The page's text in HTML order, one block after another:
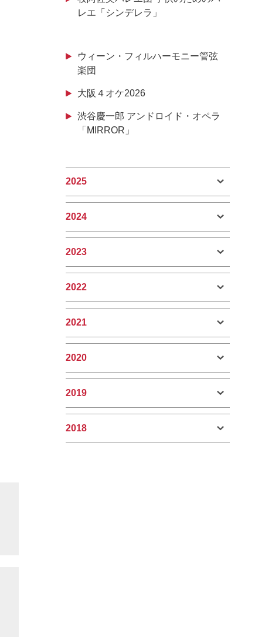
レエ「シンデレラ」
ウィーン・フィルハーモニー管弦
楽団
大阪４オケ2026
渋谷慶一郎 アンドロイド・オペラ
「MIRROR」
2025
2024
2023
2022
2021
2020
2019
2018